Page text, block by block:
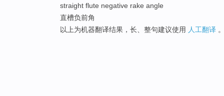
straight flute negative rake angle
直槽负前角
以上为机器翻译结果，长、整句建议使用 人工翻译